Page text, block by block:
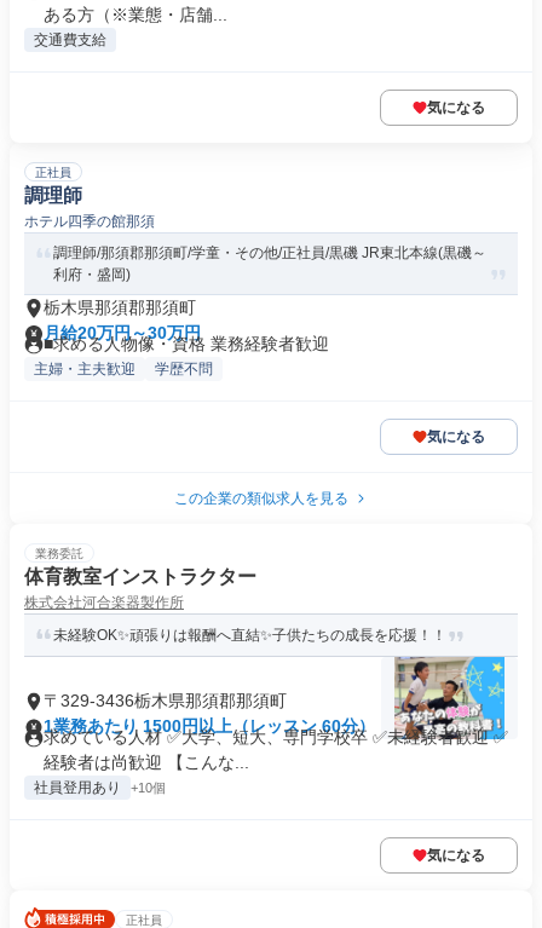
ある方（※業態・店舗...
交通費支給
気になる
正社員
調理師
ホテル四季の館那須
調理師/那須郡那須町/学童・その他/正社員/黒磯 JR東北本線(黒磯～
利府・盛岡)
栃木県那須郡那須町
月給20万円～30万円
■求める人物像・資格 業務経験者歓迎
主婦・主夫歓迎 学歴不問
気になる
この企業の類似求人を見る
業務委託
体育教室インストラクター
株式会社河合楽器製作所
未経験OK✨頑張りは報酬へ直結✨子供たちの成長を応援！！
〒329-3436栃木県那須郡那須町
1業務あたり 1500円以上（レッスン 60分）
求めている人材 ✅大学、短大、専門学校卒 ✅未経験者歓迎 ✅
経験者は尚歓迎 【こんな...
社員登用あり +10個
気になる
正社員